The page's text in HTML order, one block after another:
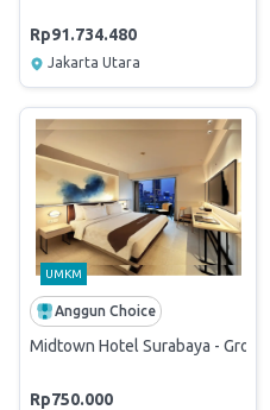
Rp91.734.480
Jakarta Utara
UMKM
Anggun Choice
Midtown Hotel Surabaya -
Rp750.000